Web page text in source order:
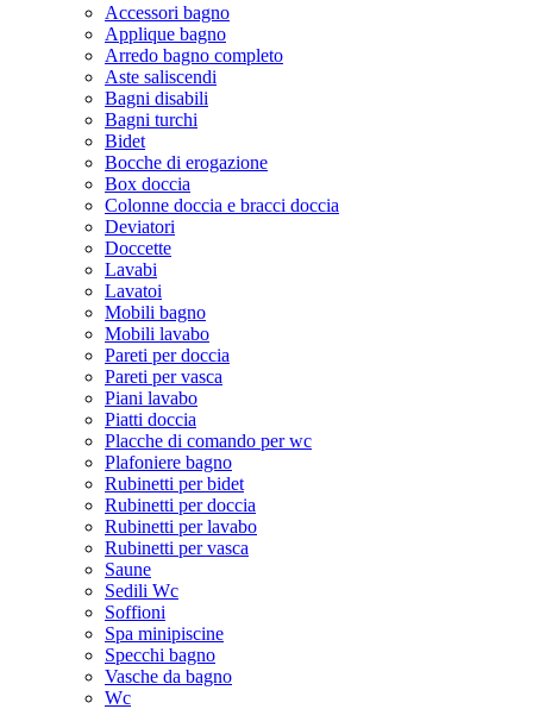
Accessori bagno
Applique bagno
Arredo bagno completo
Aste saliscendi
Bagni disabili
Bagni turchi
Bidet
Bocche di erogazione
Box doccia
Colonne doccia e bracci doccia
Deviatori
Doccette
Lavabi
Lavatoi
Mobili bagno
Mobili lavabo
Pareti per doccia
Pareti per vasca
Piani lavabo
Piatti doccia
Placche di comando per wc
Plafoniere bagno
Rubinetti per bidet
Rubinetti per doccia
Rubinetti per lavabo
Rubinetti per vasca
Saune
Sedili Wc
Soffioni
Spa minipiscine
Specchi bagno
Vasche da bagno
Wc